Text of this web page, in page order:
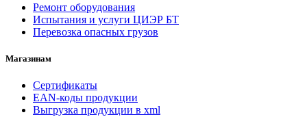
Ремонт оборудования
Испытания и услуги ЦИЭР БТ
Перевозка опасных грузов
Магазинам
Сертификаты
EAN-коды продукции
Выгрузка продукции в xml